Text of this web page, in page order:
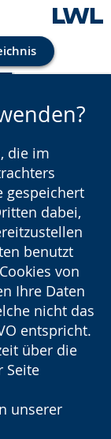
die im
gespeichert
dabei,
benutzt
von
Ihre Daten
nicht das
entspricht.
über die
Seite
unserer